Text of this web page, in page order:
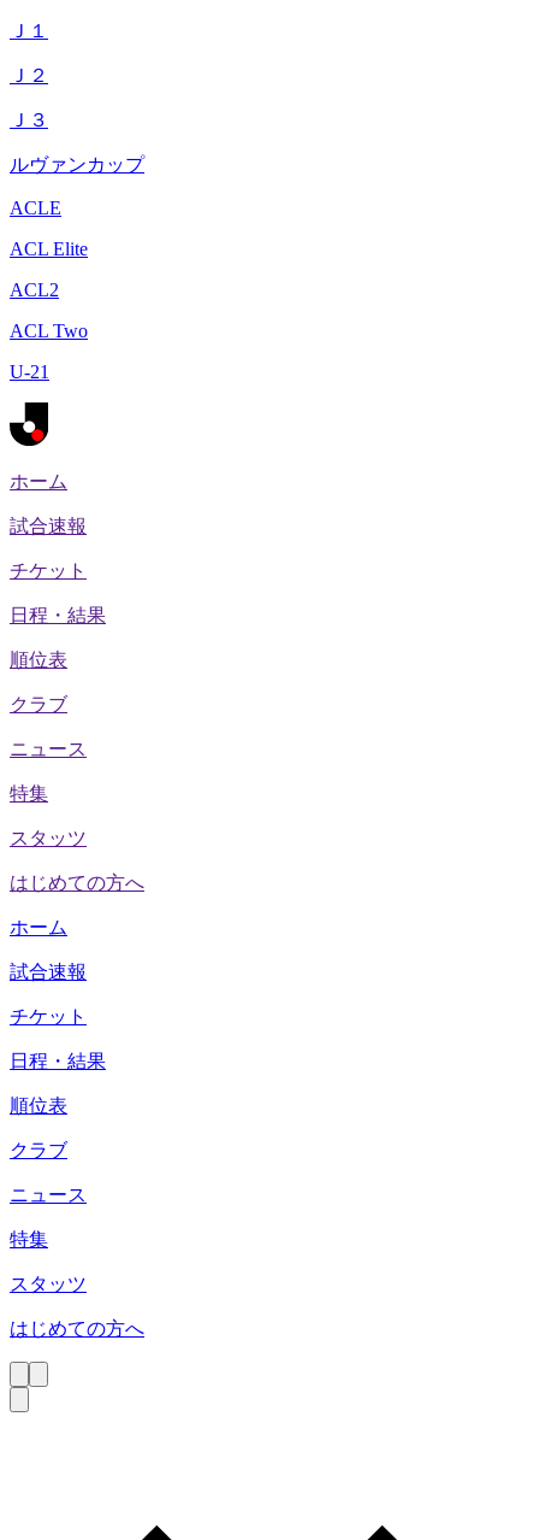
Ｊ１
Ｊ２
Ｊ３
ルヴァンカップ
ACLE
ACL Elite
ACL2
ACL Two
U-21
ホーム
試合速報
チケット
日程・結果
順位表
クラブ
ニュース
特集
スタッツ
はじめての方へ
ホーム
試合速報
チケット
日程・結果
順位表
クラブ
ニュース
特集
スタッツ
はじめての方へ